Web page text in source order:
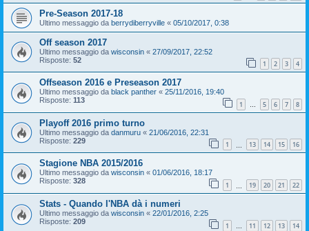
Pre-Season 2017-18
Ultimo messaggio da berrydiberryville « 05/10/2017, 0:38
Off season 2017
Ultimo messaggio da wisconsin « 27/09/2017, 22:52
Risposte: 52 1 2 3 4
Offseason 2016 e Preseason 2017
Ultimo messaggio da black panther « 25/11/2016, 19:40
Risposte: 113 1 … 5 6 7 8
Playoff 2016 primo turno
Ultimo messaggio da danmuru « 21/06/2016, 22:31
Risposte: 229 1 13 14 15 16
Stagione NBA 2015/2016
Ultimo messaggio da wisconsin « 01/06/2016, 18:17
Risposte: 328 1 19 20 21 22
Stats - Quando l'NBA dà i numeri
Ultimo messaggio da wisconsin « 22/01/2016, 2:25
Risposte: 209 1 … 11 12 13 14